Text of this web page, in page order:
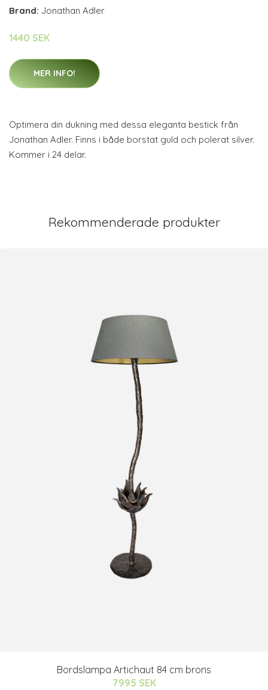
Brand: Jonathan Adler
1440 SEK
MER INFO!
Optimera din dukning med dessa eleganta bestick från
Jonathan Adler. Finns i både borstat guld och polerat silver.
Kommer i 24 delar.
Rekommenderade produkter
Bordslampa Artichaut 84 cm brons
7995 SEK